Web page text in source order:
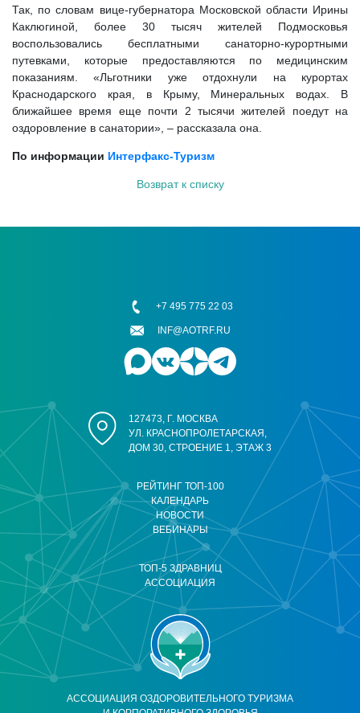
Так, по словам вице-губернатора Московской области Ирины
Каклюгиной, более 30 тысяч жителей Подмосковья
воспользовались бесплатными санаторно-курортными
путевками, которые предоставляются по медицинским
показаниям. «Льготники уже отдохнули на курортах
Краснодарского края, в Крыму, Минеральных водах. В
ближайшее время еще почти 2 тысячи жителей поедут на
оздоровление в санатории», – рассказала она.
По информации Интерфакс-Туризм
Возврат к списку
АССОЦИАЦИЯ ОЗДОРОВИТЕЛЬНОГО ТУРИЗМА
РЕЙТИНГ ТОП-100
КАЛЕНДАРЬ
НОВОСТИ
ВЕБИНАРЫ
ТОП-5 ЗДРАВНИЦ
АССОЦИАЦИЯ
127473, Г. МОСКВА
УЛ. КРАСНОПРОЛЕТАРСКАЯ,
ДОМ 30, СТРОЕНИЕ 1, ЭТАЖ 3
+7 495 775 22 03
INF@AOTRF.RU